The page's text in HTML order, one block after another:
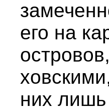
его на
них лишь